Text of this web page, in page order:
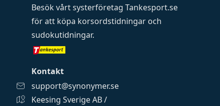
Besök vårt systerföretag Tankesport.se
för att köpa korsordstidningar och
sudokutidningar.
Kontakt
support@synonymer.se
Keesing Sverige AB /